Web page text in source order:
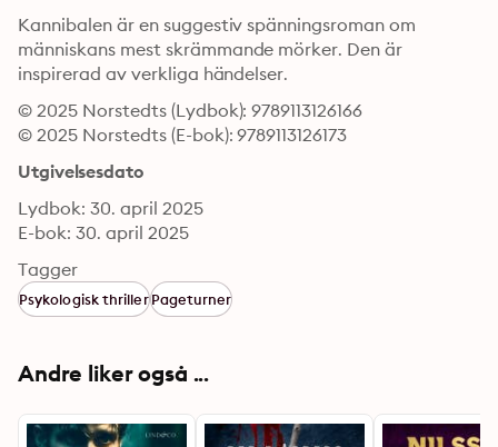
Kannibalen är en suggestiv spänningsroman om
människans mest skrämmande mörker. Den är
inspirerad av verkliga händelser.
© 2025 Norstedts (Lydbok): 9789113126166
© 2025 Norstedts (E-bok): 9789113126173
Utgivelsesdato
Lydbok: 30. april 2025
E-bok: 30. april 2025
Tagger
Psykologisk thrillerPageturner
Andre liker også ...